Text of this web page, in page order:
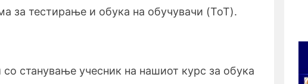
за тестирање и обука на обучувачи (ToT).
со станување учесник на нашиот курс за обука